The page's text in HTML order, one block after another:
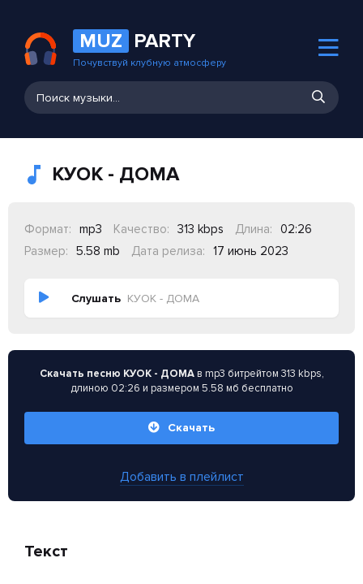
MUZ PARTY
Почувствуй клубную атмосферу
КУОК - ДОМА
Формат: mp3 Качество: 313 kbps Длина:
02:26
Размер:
5.58 mb Дата релиза: 17 июнь 2023
Слушать КУОК - ДОМА
Скачать песню КУОК - ДОМАв mp3 битрейтом 313 kbps,
длиною 02:26 и размером 5.58 мб бесплатно
Скачать
Добавить в плейлист
Текст